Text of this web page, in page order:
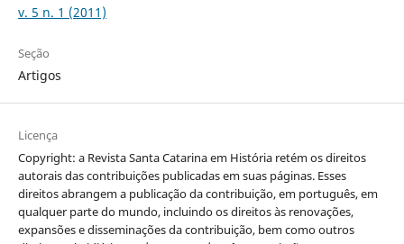
v. 5 n. 1 (2011)
Seção
Artigos
Licença
Copyright: a Revista Santa Catarina em História retém os direitos
autorais das contribuições publicadas em suas páginas. Esses
direitos abrangem a publicação da contribuição, em português, em
qualquer parte do mundo, incluindo os direitos às renovações,
expansões e disseminações da contribuição, bem como outros